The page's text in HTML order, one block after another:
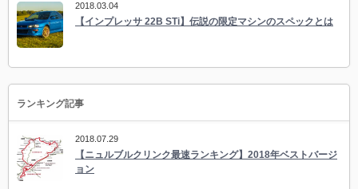
2018.03.04
【インプレッサ 22B STi】伝説の限定マシンのスペックとは
ランキング記事
2018.07.29
【ニュルブルクリンク最速ランキング】2018年ベストバージ
ョン